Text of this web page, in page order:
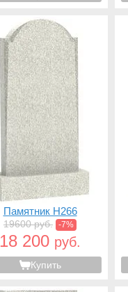
Памятник H266
19600 руб. -7%
18 200 руб.
Купить